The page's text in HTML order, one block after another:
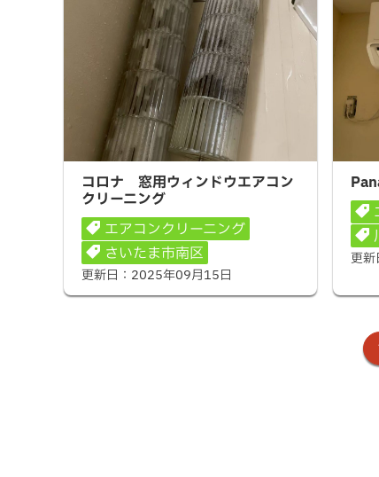
コロナ 窓用ウィンドウエアコンクリ
ーニング
コロナ 窓用ウィンドウエアコン
クリーニング
エアコンクリーニング
さいたま市南区
更新日： 2025年09月15日
更新